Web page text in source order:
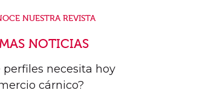
NUESTRA REVISTA
NOTICIAS
perfiles necesita hoy
cárnico?